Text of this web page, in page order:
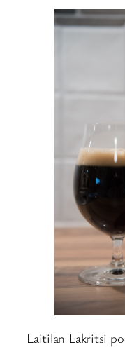
Laitilan Lakritsi